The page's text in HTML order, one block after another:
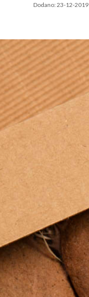
Dodano:23-12-2019